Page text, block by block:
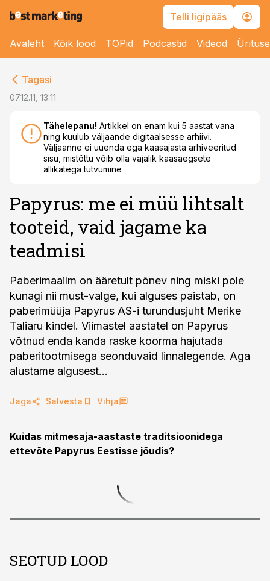
Telli ligipääs
Avaleht Kõik lood TOPid Podcastid Videod
Tagasi
07.12.11, 13:11
Tähelepanu! Artikkel on enam kui 5 aastat vana
ning kuulub väljaande digitaalsesse arhiivi.
Väljaanne ei uuenda ega kaasajasta arhiveeritud
sisu, mistõttu võib olla vajalik kaasaegsete
allikatega tutvumine
Papyrus: me ei müü lihtsalt
tooteid, vaid jagame ka
teadmisi
Paberimaailm on ääretult põnev ning miski pole
kunagi nii must-valge, kui alguses paistab, on
paberimüüja Papyrus AS-i turundusjuht Merike
Taliaru kindel. Viimastel aastatel on Papyrus
võtnud enda kanda raske koorma hajutada
paberitootmisega seonduvaid linnalegende. Aga
alustame algusest...
Jaga Salvesta Vihja
Kuidas mitmesaja-aastaste traditsioonidega
ettevõte Papyrus Eestisse jõudis?
SEOTUD LOOD